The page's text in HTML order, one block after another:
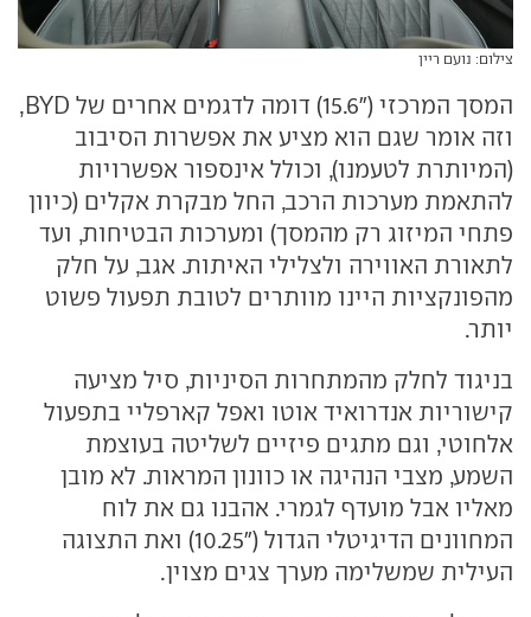
צילום: נועם ריין
המסך המרכזי ("15.6) דומה לדגמים אחרים של BYD,
וזה אומר שגם הוא מציע את אפשרות הסיבוב
(המיותרת לטעמנו), וכולל אינספור אפשרויות
להתאמת מערכות הרכב, החל מבקרת אקלים (כיוון
פתחי המיזוג רק מהמסך) ומערכות הבטיחות, ועד
לתאורת האווירה ולצלילי האיתות. אגב, על חלק
מהפונקציות היינו מוותרים לטובת תפעול פשוט
יותר.
בניגוד לחלק מהמתחרות הסיניות, סיל מציעה
קישוריות אנדרואיד אוטו ואפל קארפליי בתפעול
אלחוטי, וגם מתגים פיזיים לשליטה בעוצמת
השמע, מצבי הנהיגה או כוונון המראות. לא מובן
מאליו אבל מועדף לגמרי. אהבנו גם את לוח
המחוונים הדיגיטלי הגדול ("10.25) ואת התצוגה
העילית שמשלימה מערך צגים מצוין.